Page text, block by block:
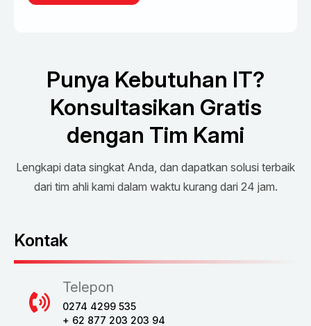
Punya Kebutuhan IT?
Konsultasikan Gratis
dengan Tim Kami
Lengkapi data singkat Anda, dan dapatkan solusi terbaik
dari tim ahli kami dalam waktu kurang dari 24 jam.
Kontak
Telepon
0274 4299 535
+ 62 877 203 203 94